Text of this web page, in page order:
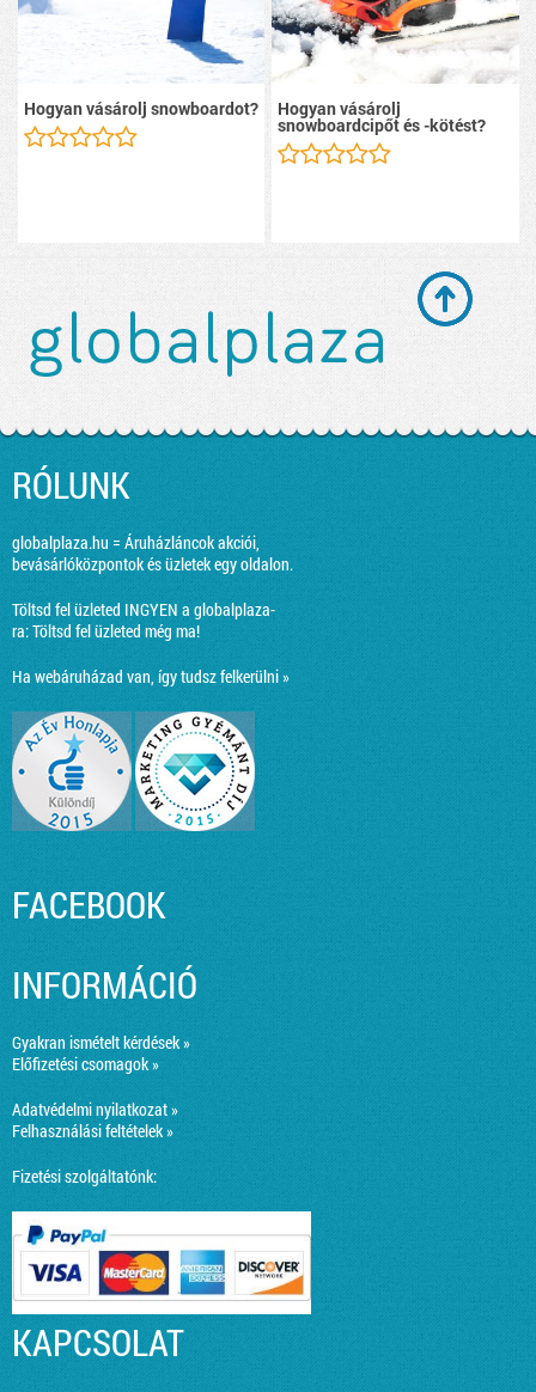
Hogyan vásárolj snowboardot? Hogyan vásárolj
snowboardcipőt és -kötést?
RÓLUNK
globalplaza.hu = Áruházláncok akciói,
bevásárlóközpontok és üzletek egy oldalon.
Töltsd fel üzleted INGYEN a globalplaza-
ra:Töltsd fel üzleted még ma!
Ha webáruházad van, így tudsz felkerülni »
FACEBOOK
INFORMÁCIÓ
Gyakran ismételt kérdések »
Előfizetési csomagok »
Adatvédelmi nyilatkozat »
Felhasználási feltételek »
Fizetési szolgáltatónk:
KAPCSOLAT